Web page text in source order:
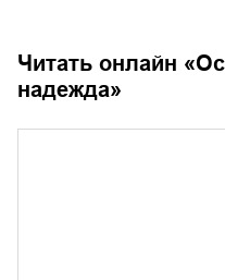
Читать онлайн «
надежда»